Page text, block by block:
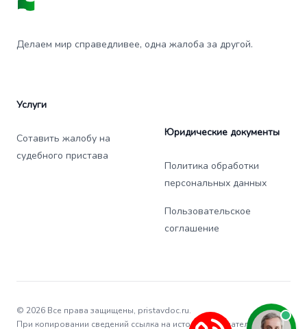
Делаем мир справедливее, одна жалоба за другой.
Услуги
Сотавить жалобу на
судебного пристава
Юридические документы
Политика обработки
персональных данных
Пользовательское
соглашение
© 2026 Все права защищены, pristavdoc.ru.
При копировании сведений ссылка на источник обязательна.